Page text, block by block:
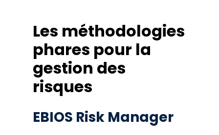
Les méthodologies
phares pour la
gestion des
risques
EBIOS Risk Manager